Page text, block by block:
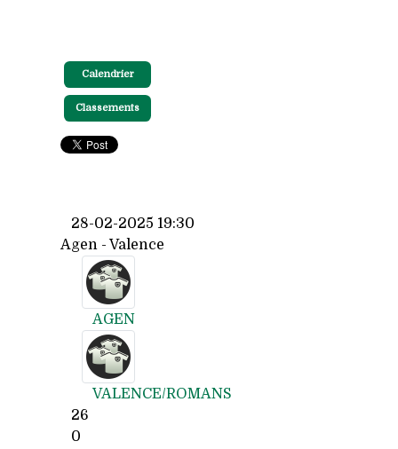
Calendrier
Classements
28-02-2025 19:30
Agen - Valence
AGEN
VALENCE/ROMANS
26
0